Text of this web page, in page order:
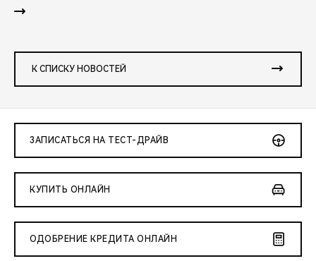
К СПИСКУ НОВОСТЕЙ
ЗАПИСАТЬСЯ НА ТЕСТ-ДРАЙВ
КУПИТЬ ОНЛАЙН
ОДОБРЕНИЕ КРЕДИТА ОНЛАЙН